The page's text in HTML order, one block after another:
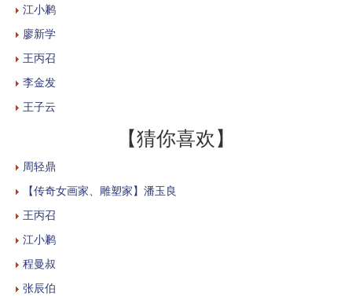
江小鹣
廖新学
王丙召
李金发
王子云
【猜你喜欢】
周轻鼎
【传奇女画家、雕塑家】潘玉良
王丙召
江小鹣
程曼叔
张辰伯